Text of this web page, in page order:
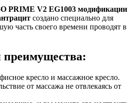
PRIME V2 EG1003 модификации
создано специально для
часть своего времени проводят в
преимущества:
кресло и массажное кресло.
от массажа не отвлекаясь от